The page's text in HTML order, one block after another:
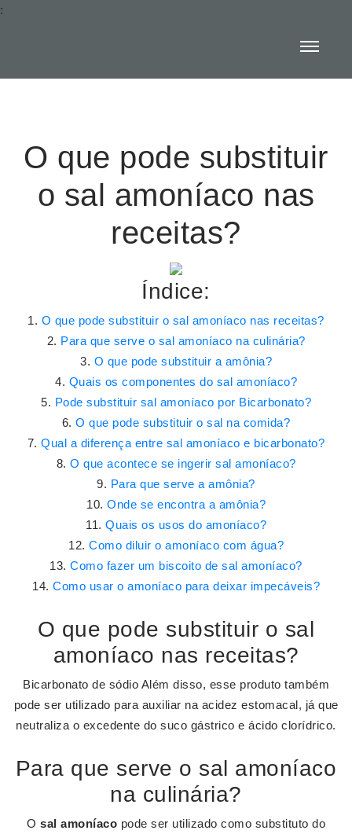
:
O que pode substituir
o sal amoníaco nas
receitas?
Índice:
O que pode substituir o sal amoníaco nas receitas?
Para que serve o sal amoníaco na culinária?
O que pode substituir a amônia?
Quais os componentes do sal amoníaco?
Pode substituir sal amoníaco por Bicarbonato?
O que pode substituir o sal na comida?
Qual a diferença entre sal amoníaco e bicarbonato?
O que acontece se ingerir sal amoníaco?
Para que serve a amônia?
Onde se encontra a amônia?
Quais os usos do amoníaco?
Como diluir o amoníaco com água?
Como fazer um biscoito de sal amoníaco?
Como usar o amoníaco para deixar impecáveis?
O que pode substituir o sal
amoníaco nas receitas?
Bicarbonato de sódio Além disso, esse produto também
pode ser utilizado para auxiliar na acidez estomacal, já que
neutraliza o excedente do suco gástrico e ácido clorídrico.
Para que serve o sal amoníaco
na culinária?
O sal amoníaco pode ser utilizado como substituto do